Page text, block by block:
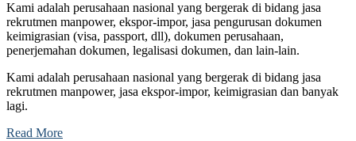
Kami adalah perusahaan nasional yang bergerak di bidang jasa
rekrutmen manpower, ekspor-impor, jasa pengurusan dokumen
keimigrasian (visa, passport, dll), dokumen perusahaan,
penerjemahan dokumen, legalisasi dokumen, dan lain-lain.
Kami adalah perusahaan nasional yang bergerak di bidang jasa
rekrutmen manpower, jasa ekspor-impor, keimigrasian dan banyak
lagi.
Read More